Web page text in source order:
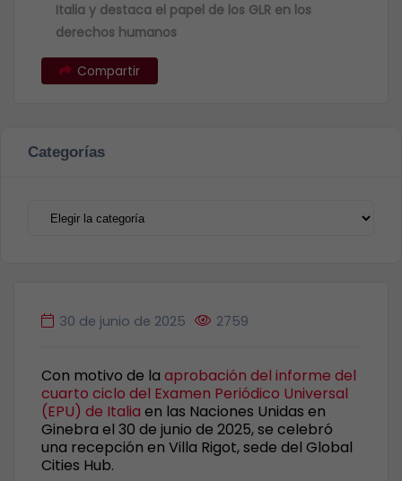
Italia y destaca el papel de los GLR en los
derechos humanos
Compartir
Categorías
Categorías
30 de junio de 2025 2759
Con motivo de la aprobación del informe del
cuarto ciclo del Examen Periódico Universal
(EPU) de Italia en las Naciones Unidas en
Ginebra el 30 de junio de 2025, se celebró
una recepción en Villa Rigot, sede del Global
Cities Hub.